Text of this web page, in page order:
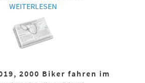
WEITERLESEN
2000 Biker fahren im